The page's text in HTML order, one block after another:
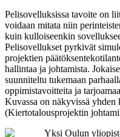
Pelisovelluksissa tavoite on
voidaan mitata niin
kuin kulloiseenkin
Pelisovellukset pyrkivät
projektien
hallintaa ja johtamista.
suunniteltu tukemaan
oppimistavoitteita ja
Kuvassa on näkyvissä
(Kiertotalousprojektin